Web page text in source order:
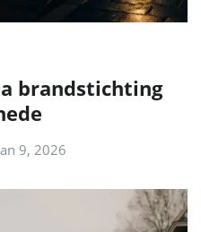
brandstichting
9, 2026